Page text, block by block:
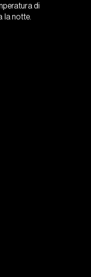
di
la notte.